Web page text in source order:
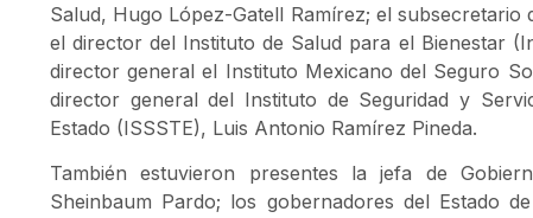
Salud, Hugo López-Gatell Ramírez; el subsecretario
el director del Instituto de Salud para el Bienestar
director general el Instituto Mexicano del Seguro
director general del Instituto de Seguridad y
Estado (ISSSTE), Luis Antonio Ramírez Pineda.
También estuvieron presentes la jefa de
Sheinbaum Pardo; los gobernadores del Estado